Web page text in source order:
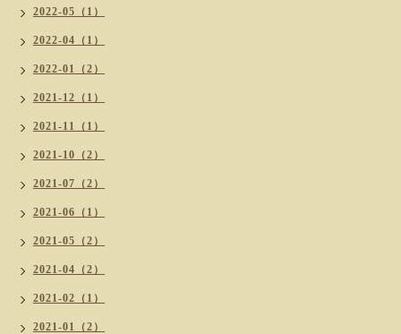
2022-05（1）
2022-04（1）
2022-01（2）
2021-12（1）
2021-11（1）
2021-10（2）
2021-07（2）
2021-06（1）
2021-05（2）
2021-04（2）
2021-02（1）
2021-01（2）